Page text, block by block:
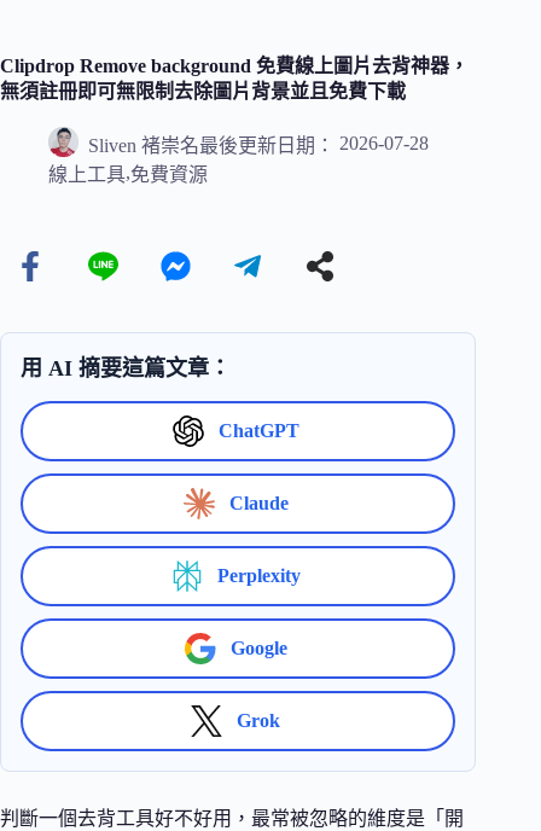
Clipdrop Remove background 免費線上圖片去背神器，
無須註冊即可無限制去除圖片背景並且免費下載
Sliven 褚崇名最後更新日期：
2026-07-28
線上工具,免費資源
用 AI 摘要這篇文章：
ChatGPT
Claude
Perplexity
Google
Grok
判斷一個去背工具好不好用，最常被忽略的維度是「開